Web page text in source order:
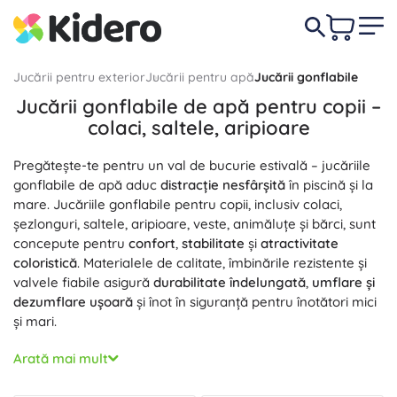
Jucării pentru exteriorJucării pentru apăJucării gonflabile
Jucării gonflabile de apă pentru copii –
colaci, saltele, aripioare
Pregătește-te pentru un val de bucurie estivală – jucăriile
gonflabile de apă aduc distracție nesfârșită în piscină și la
mare. Jucăriile gonflabile pentru copii, inclusiv colaci,
șezlonguri, saltele, aripioare, veste, animăluțe și bărci, sunt
concepute pentru confort, stabilitate și atractivitate
coloristică. Materialele de calitate, îmbinările rezistente și
valvele fiabile asigură durabilitate îndelungată, umflare și
dezumflare ușoară și înot în siguranță pentru înotători mici
și mari.
Pentru primele mișcări în apă, alege
poziția corectă a corpului
Arată mai mult